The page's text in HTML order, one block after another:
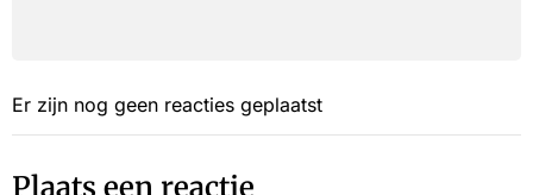
Er zijn nog geen reacties geplaatst
Plaats een reactie